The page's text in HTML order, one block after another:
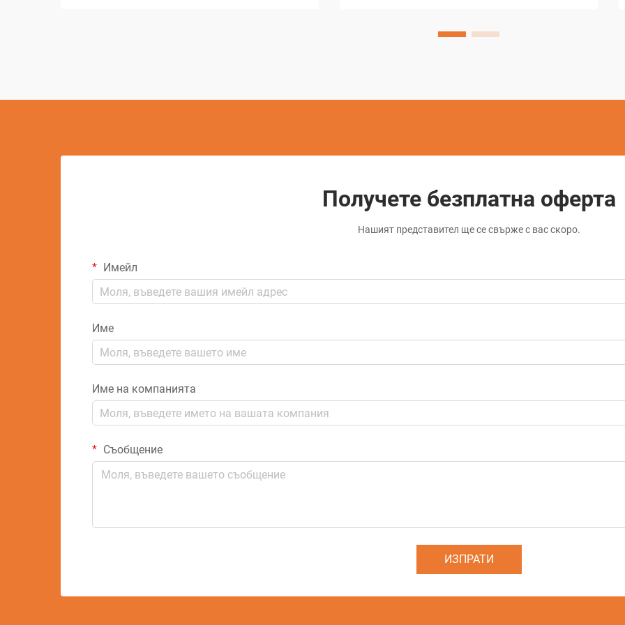
От армиробетонни конструкции до
Получете безплатна оферта
Нашият представител ще се свърже с вас скоро.
Имейл
Име
Име на компанията
Съобщение
ИЗПРАТИ